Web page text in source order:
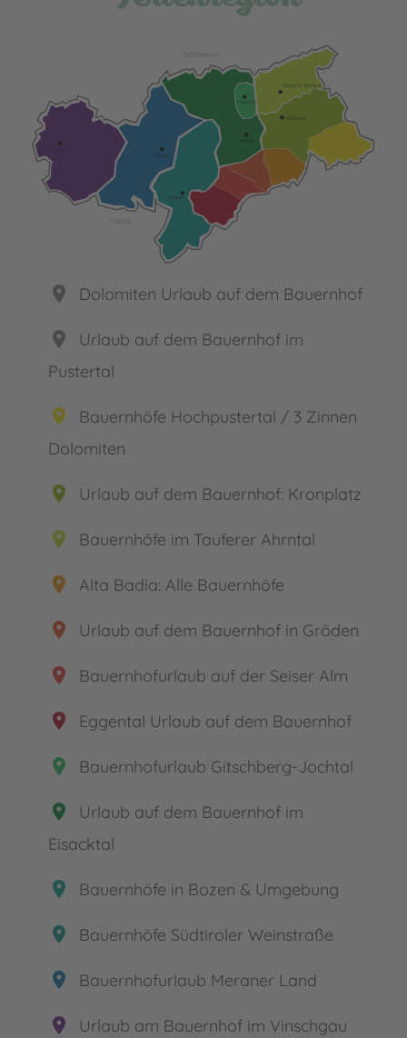
ÖSTERREICH
Bruneck
Sand in Taufers
Brixen
Mühlbach
Bozen
Meran
place Dolomiten Urlaub auf dem Bauernhof
place
Urlaub auf dem Bauernhof im
Pustertal
place
Bauernhöfe Hochpustertal / 3 Zinnen
Dolomiten
place Urlaub auf dem Bauernhof: Kronplatz
place Bauernhöfe im Tauferer Ahrntal
place Alta Badia: Alle Bauernhöfe
place Urlaub auf dem Bauernhof in Gröden
place Bauernhofurlaub auf der Seiser Alm
place Eggental Urlaub auf dem Bauernhof
place Bauernhofurlaub Gitschberg-Jochtal
place
Urlaub auf dem Bauernhof im
Eisacktal
place Bauernhöfe in Bozen & Umgebung
place Bauernhöfe Südtiroler Weinstraße
place Bauernhofurlaub Meraner Land
place Urlaub am Bauernhof im Vinschgau